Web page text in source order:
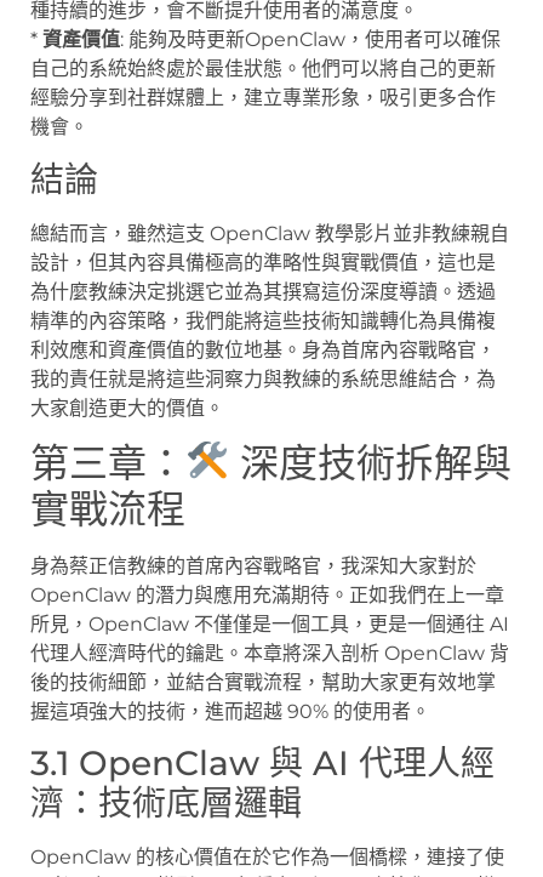
種持續的進步，會不斷提升使用者的滿意度。
* 資產價值: 能夠及時更新OpenClaw，使用者可以確保
自己的系統始終處於最佳狀態。他們可以將自己的更新
經驗分享到社群媒體上，建立專業形象，吸引更多合作
機會。
結論
總結而言，雖然這支 OpenClaw 教學影片並非教練親自
設計，但其內容具備極高的準略性與實戰價值，這也是
為什麼教練決定挑選它並為其撰寫這份深度導讀。透過
精準的內容策略，我們能將這些技術知識轉化為具備複
利效應和資產價值的數位地基。身為首席內容戰略官，
我的責任就是將這些洞察力與教練的系統思維結合，為
大家創造更大的價值。
第三章：
深度技術拆解與
實戰流程
身為蔡正信教練的首席內容戰略官，我深知大家對於
OpenClaw 的潛力與應用充滿期待。正如我們在上一章
所見，OpenClaw 不僅僅是一個工具，更是一個通往 AI
代理人經濟時代的鑰匙。本章將深入剖析 OpenClaw 背
後的技術細節，並結合實戰流程，幫助大家更有效地掌
握這項強大的技術，進而超越 90% 的使用者。
3.1 OpenClaw 與 AI 代理人經
濟：技術底層邏輯
OpenClaw 的核心價值在於它作為一個橋樑，連接了使